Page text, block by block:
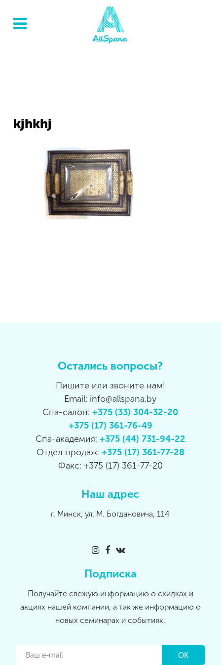
kjhkhj
Остались вопросы?
Пишите или звоните нам!
Email: info@allspana.by
Спа-салон:+375 (33) 304-32-20
+375 (17) 361-76-49
Спа-академия: +375 (44) 731-94-22
Отдел продаж: +375 (17) 361-77-28
Факс: +375 (17) 361-77-20
Наш адрес
г. Минск, ул. М. Богдановича, 114
Подписка
Получайте свежую информацию о скидках и
акциях нашей компании, а так же информацию о
новых семинарах и событиях.